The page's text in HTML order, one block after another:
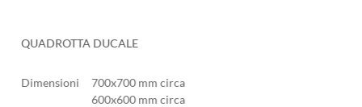
QUADROTTA DUCALE
Dimensioni
700x700 mm circa
600x600 mm circa